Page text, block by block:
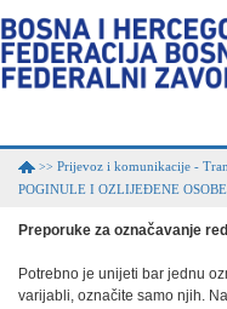
>> Prijevoz i komunikacije -
POGINULE I OZLIJEĐENE
Preporuke za označavanje
Potrebno je unijeti bar jednu
varijabli, označite samo njih.